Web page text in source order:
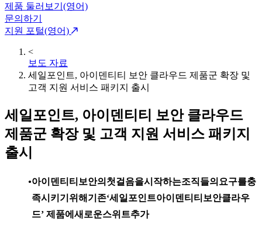
제품 둘러보기(영어)
문의하기
지원 포털(영어)
<
보도 자료
세일포인트, 아이덴티티 보안 클라우드 제품군 확장 및
고객 지원 서비스 패키지 출시
세일포인트, 아이덴티티 보안 클라우드
제품군 확장 및 고객 지원 서비스 패키지
출시
아이덴티티보안의첫걸음을시작하는조직들의요구를충
족시키기위해기존‘세일포인트아이덴티티보안클라우
드’ 제품에새로운스위트추가